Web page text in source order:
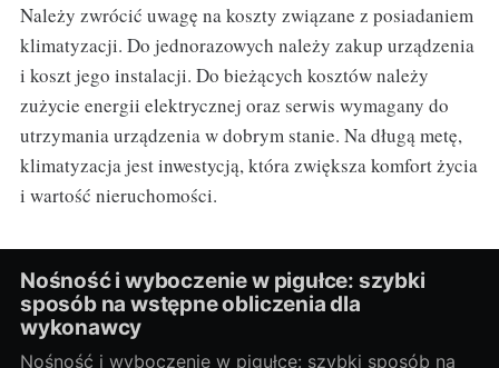
Należy zwrócić uwagę na koszty związane z posiadaniem
klimatyzacji. Do jednorazowych należy zakup urządzenia
i koszt jego instalacji. Do bieżących kosztów należy
zużycie energii elektrycznej oraz serwis wymagany do
utrzymania urządzenia w dobrym stanie. Na długą metę,
klimatyzacja jest inwestycją, która zwiększa komfort życia
i wartość nieruchomości.
Nośność i wyboczenie w pigułce: szybki
sposób na wstępne obliczenia dla
wykonawcy
Nośność i wyboczenie w pigułce: szybki sposób na